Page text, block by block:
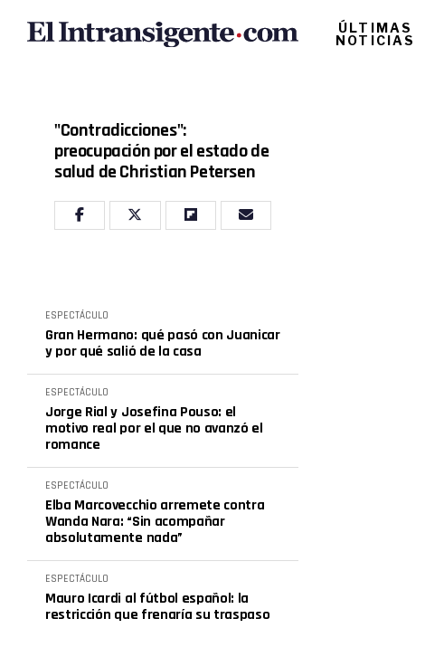
ÚLTIMAS
NOTICIAS
"Contradicciones":
preocupación por el estado de
salud de Christian Petersen
ESPECTÁCULO
Gran Hermano: qué pasó con Juanicar
y por qué salió de la casa
ESPECTÁCULO
Jorge Rial y Josefina Pouso: el
motivo real por el que no avanzó el
romance
ESPECTÁCULO
Elba Marcovecchio arremete contra
Wanda Nara: “Sin acompañar
absolutamente nada”
ESPECTÁCULO
Mauro Icardi al fútbol español: la
restricción que frenaría su traspaso